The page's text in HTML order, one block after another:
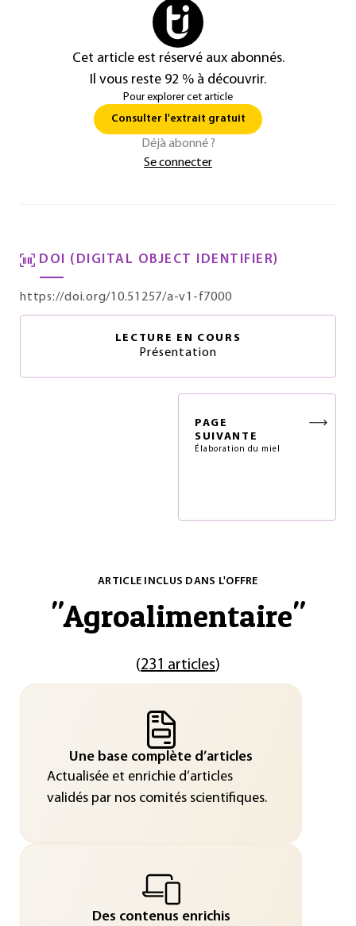
Cet article est réservé aux abonnés.
Il vous reste 92 % à découvrir.
Pour explorer cet article
Consulter l'extrait gratuit
Déjà abonné ?
Se connecter
DOI (DIGITAL OBJECT IDENTIFIER)
https://doi.org/10.51257/a-v1-f7000
LECTURE EN COURS
Présentation
PAGE
SUIVANTE
Élaboration du miel
ARTICLE INCLUS DANS L'OFFRE
"Agroalimentaire"
(231 articles)
Une base complète d’articles
Actualisée et enrichie d’articles
validés par nos comités scientifiques.
Des contenus enrichis